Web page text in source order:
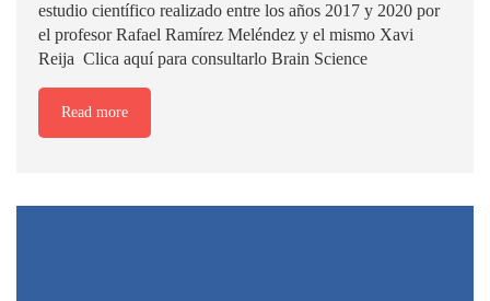
estudio científico realizado entre los años 2017 y 2020 por
el profesor Rafael Ramírez Meléndez y el mismo Xavi
Reija Clica aquí para consultarlo Brain Science
Read more